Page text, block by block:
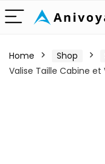
Home Shop
Valise Taille Cabine